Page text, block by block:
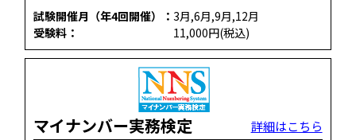
試験開催月（年4回開催）：3月,6月,9月,12月
受験料：
11,000円(税込)
マイナンバー実務検定
詳細はこちら